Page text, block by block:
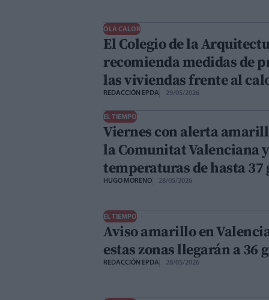
OLA CALOR
El Colegio de la
recomienda medidas de
las viviendas frente al
REDACCIÓN EPDA 29/05/2026
EL TIEMPO
Viernes con alerta
la Comunitat Valenciana y
temperaturas de hasta 37
HUGO MORENO 28/05/2026
EL TIEMPO
Aviso amarillo en
estas zonas llegarán a 36
REDACCIÓN EPDA 28/05/2026